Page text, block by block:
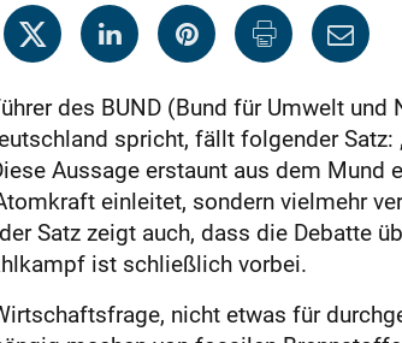
des BUND (Bund für Umwelt und
spricht, fällt folgender Satz:
Aussage erstaunt aus dem
einleitet, sondern vielmehr
Satz zeigt auch, dass die Debatte
ist schließlich vorbei.
nicht etwas für